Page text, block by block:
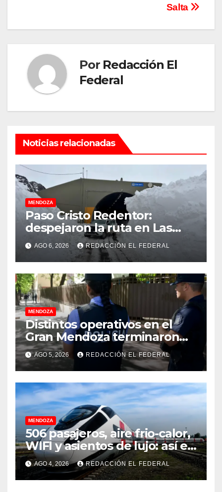
Salta
Por Redacción El
Federal
Noticias relacionadas
MENDOZA
Paso Cristo Redentor:
despejaron la ruta en Las
Cuevas antes de otro
temporal con unos 1.500
camiones varados
AGO 6, 2026 REDACCIÓN EL FEDERAL
MENDOZA
Distintos operativos en el
Gran Mendoza terminaron
con cuatro delincuentes
detenidos
AGO 5, 2026 REDACCIÓN EL FEDERAL
MENDOZA
506 pasajeros, aire frio-calor,
WIFI y asientos de lujo: así es
el tren de China que llega a
Mendoza
AGO 4, 2026 REDACCIÓN EL FEDERAL